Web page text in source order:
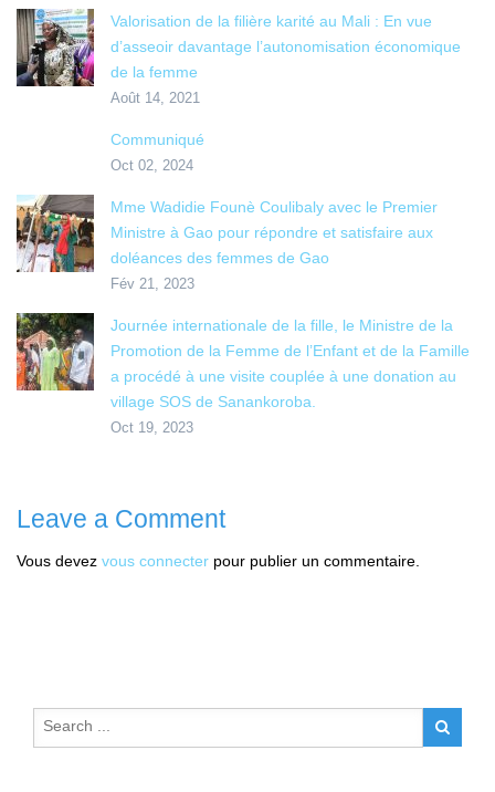
Valorisation de la filière karité au Mali : En vue
d’asseoir davantage l’autonomisation économique
de la femme
Août 14, 2021
Communiqué
Oct 02, 2024
Mme Wadidie Founè Coulibaly avec le Premier
Ministre à Gao pour répondre et satisfaire aux
doléances des femmes de Gao
Fév 21, 2023
Journée internationale de la fille, le Ministre de la
Promotion de la Femme de l’Enfant et de la Famille
a procédé à une visite couplée à une donation au
village SOS de Sanankoroba.
Oct 19, 2023
Leave a Comment
Vous devez vous connecter pour publier un commentaire.